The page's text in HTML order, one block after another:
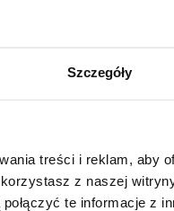
Szczegóły
treści i reklam, aby
z naszej
te informacje z
od rozpoczęcia
wyścigowa